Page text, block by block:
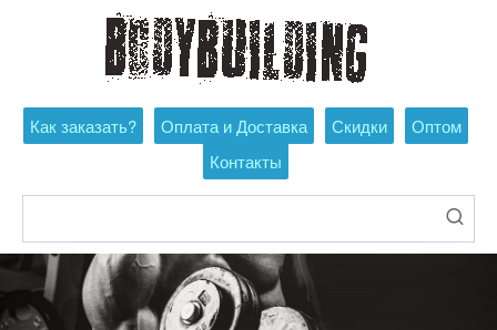
Как заказать? Оплата и Доставка Скидки
Оптом
Контакты